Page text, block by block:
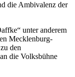
die Ambivalenz der
unter anderem
Mecklenburg-
den
die Volksbühne